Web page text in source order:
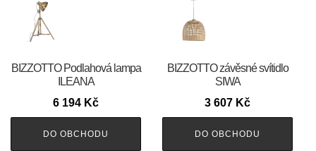
BIZZOTTO Podlahová lampa
ILEANA
6 194 Kč
DO OBCHODU
BIZZOTTO závěsné svítidlo
SIWA
3 607 Kč
DO OBCHODU